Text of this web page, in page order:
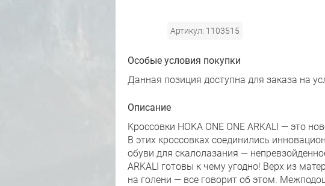
Артикул: 1103515
Особые условия покупки
Данная позиция доступна для заказа на
Описание
Кроссовки HOKA ONE ONE ARKALI — это
В этих кроссовках соединились
обуви для скалолазания —
ARKALI готовы к чему угодно! Верх из
на голени — все говорит об этом.